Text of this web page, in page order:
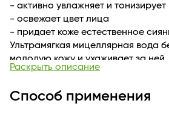
- активно увлажняет и тонизирует
- освежает цвет лица
- придает коже естественное
Ультрамягкая мицеллярная вода
молодую кожу и ухаживает за ней,
касание снять макияж с лица, глаз
мицеллы притягивают к себе
Раскрыть описание
Способ применения